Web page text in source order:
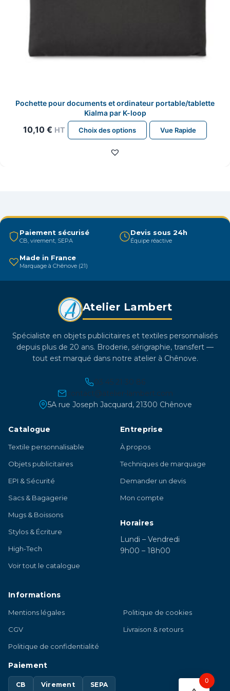
Pochette pour documents et ordinateur portable/tablette
Kialma par K-loop
10,10 € HT Choix des options
Ce
produit
peuvent
être
choisies
page
produit
Vue Rapide
Paiement sécurisé
CB, virement, SEPA
Devis sous 24h
Équipe réactive
Made in France
Marquage à Chênove (21)
Atelier Lambert
Spécialiste en objets publicitaires et textiles personnalisés
depuis plus de 20 ans. Broderie, sérigraphie, transfert —
tout est marqué dans notre atelier à Chênove.
03 45 21 30 86
contact@atelier-lambert.com
5A rue Joseph Jacquard, 21300 Chênove
Catalogue
Textile personnalisable
Objets publicitaires
EPI & Sécurité
Sacs & Bagagerie
Mugs & Boissons
Stylos & Écriture
High-Tech
Voir tout le catalogue
Entreprise
À propos
Techniques de marquage
Demander un devis
Mon compte
Horaires
Lundi – Vendredi
9h00 – 18h00
Informations
Mentions légales
CGV
Politique de confidentialité
Politique de cookies
Livraison & retours
Paiement
CB Virement SEPA
0